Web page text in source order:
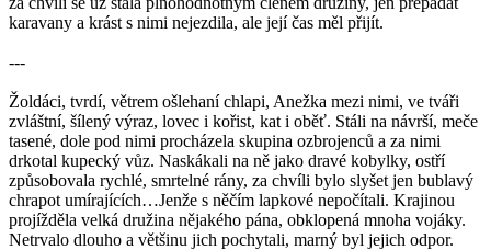
karavany a krást s nimi nejezdila, ale její čas měl přijít.
---
Žoldáci, tvrdí, větrem ošlehaní chlapi, Anežka mezi nimi, ve tváři
zvláštní, šílený výraz, lovec i kořist, kat i oběť. Stáli na návrší, meče
tasené, dole pod nimi procházela skupina ozbrojenců a za nimi
drkotal kupecký vůz. Naskákali na ně jako dravé kobylky, ostří
způsobovala rychlé, smrtelné rány, za chvíli bylo slyšet jen bublavý
chrapot umírajících…Jenže s něčím lapkové nepočítali. Krajinou
projížděla velká družina nějakého pána, obklopená mnoha vojáky.
Netrvalo dlouho a většinu jich pochytali, marný byl jejich odpor.